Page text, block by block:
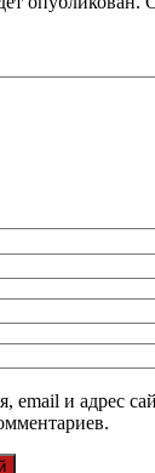
email и адрес